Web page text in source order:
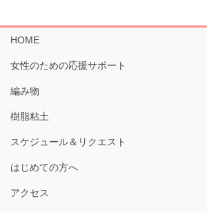
HOME
女性のための応援サポート
編み物
樹脂粘土
スケジュール＆リクエスト
はじめての方へ
アクセス